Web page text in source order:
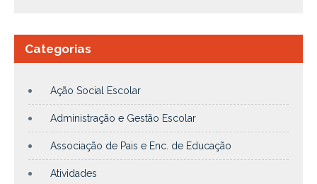
Categorias
Ação Social Escolar
Administração e Gestão Escolar
Associação de Pais e Enc. de Educação
Atividades